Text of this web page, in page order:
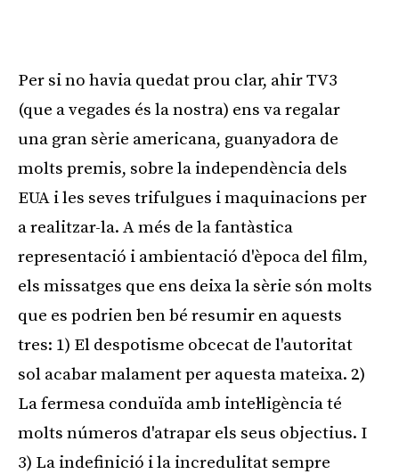
Per si no havia quedat prou clar, ahir TV3
(que a vegades és la nostra) ens va regalar
una gran sèrie americana, guanyadora de
molts premis, sobre la independència dels
EUA i les seves trifulgues i maquinacions per
a realitzar-la. A més de la fantàstica
representació i ambientació d'època del film,
els missatges que ens deixa la sèrie són molts
que es podrien ben bé resumir en aquests
tres: 1) El despotisme obcecat de l'autoritat
sol acabar malament per aquesta mateixa. 2)
La fermesa conduïda amb intel·ligència té
molts números d'atrapar els seus objectius. I
3) La indefinició i la incredulitat sempre